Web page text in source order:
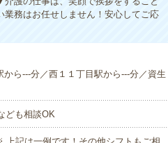
務はお任せしません！安心してご応
ら---分／西１１丁目駅から---分／資生
ども相談OK